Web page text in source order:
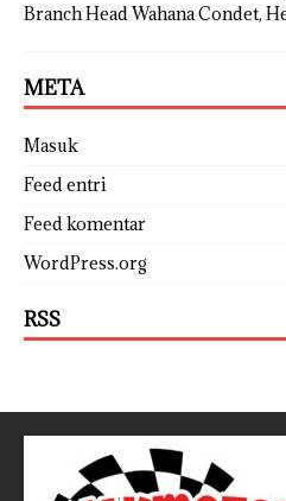
Branch Head Wahana Condet,
META
Masuk
Feed entri
Feed komentar
WordPress.org
RSS